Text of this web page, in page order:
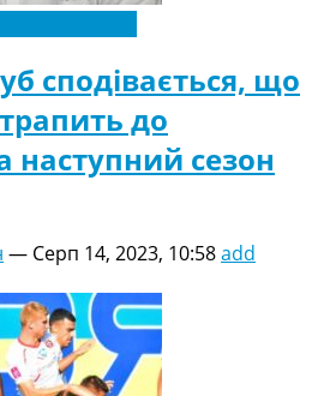
сподівається, що
до
наступний сезон
— Серп 14, 2023, 10:58add